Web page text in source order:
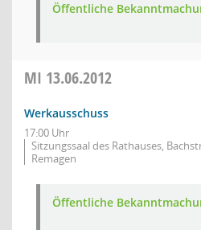
Öffentliche
MI 13.06.2012
Werkausschuss
17:00 Uhr
Sitzungssaal des Rathauses,
Remagen
Öffentliche